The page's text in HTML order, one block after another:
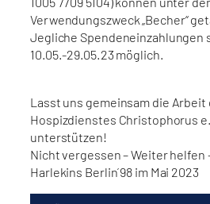
Verwendungszweck „Becher“
Jegliche Spendeneinzahlungen
10.05.-29.05.23 möglich.
Lasst uns gemeinsam die
Hospizdienstes Christophorus
unterstützen!
Nicht vergessen – Weiter helfen
Harlekins Berlin ́98 im Mai 2023